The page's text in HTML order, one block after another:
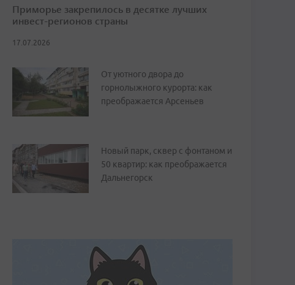
Приморье закрепилось в десятке лучших
инвест-регионов страны
17.07.2026
От уютного двора до
горнолыжного курорта: как
преображается Арсеньев
Новый парк, сквер с фонтаном и
50 квартир: как преображается
Дальнегорск